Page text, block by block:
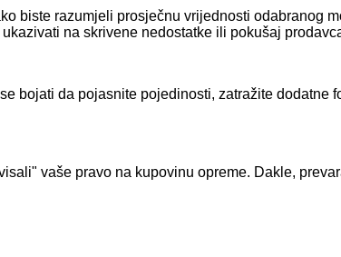
biste razumjeli prosječnu vrijednosti odabranog
​​na skrivene nedostatke ili pokušaj
bojati da pojasnite pojedinosti, zatražite dodatne
vaše pravo na kupovinu opreme. Dakle,